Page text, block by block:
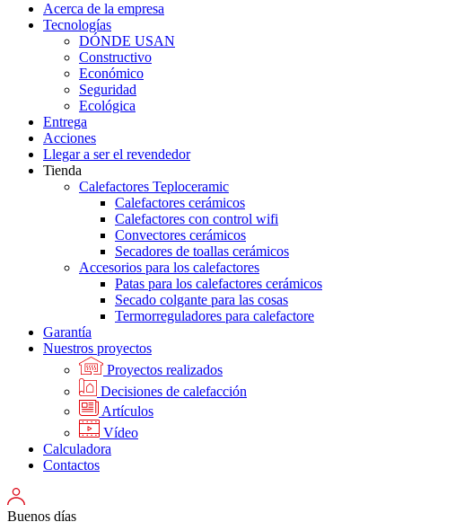
Acerca de la empresa
Tecnologías
DÓNDE USAN
Constructivo
Económico
Seguridad
Ecológica
Entrega
Acciones
Llegar a ser el revendedor
Tienda
Calefactores Teploceramic
Calefactores cerámicos
Calefactores con control wifi
Convectores cerámicos
Secadores de toallas cerámicos
Accesorios para los calefactores
Patas para los calefactores cerámicos
Secado colgante para las cosas
Termorreguladores para calefactore
Garantía
Nuestros proyectos
Proyectos realizados
Decisiones de calefacción
Artículos
Vídeo
Calculadora
Contactos
Buenos días